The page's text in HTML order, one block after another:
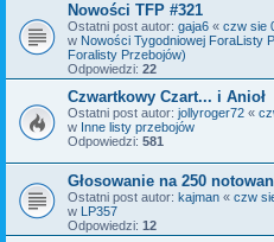
Nowości TFP #321
Ostatni post autor: gaja6 « czw sie
w Nowości Tygodniowej ForaListy
Foralisty Przebojów)
Odpowiedzi: 22
Czwartkowy Czart... i Anioł
Ostatni post autor: jollyroger72 «
w Inne listy przebojów
Odpowiedzi: 581
Głosowanie na 250
Ostatni post autor: kajman « czw
w LP357
Odpowiedzi: 12